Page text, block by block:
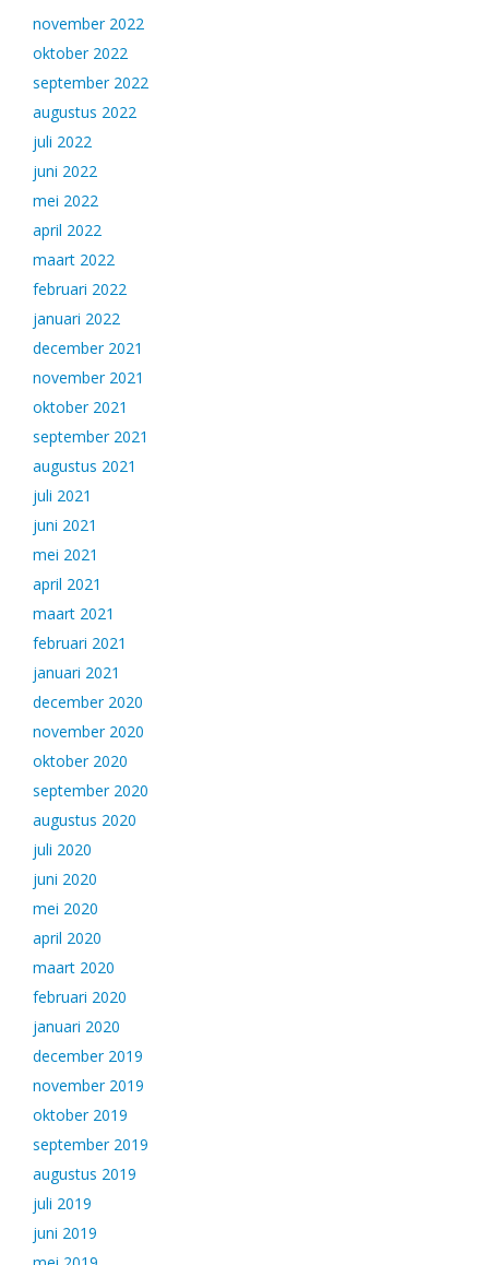
november 2022
oktober 2022
september 2022
augustus 2022
juli 2022
juni 2022
mei 2022
april 2022
maart 2022
februari 2022
januari 2022
december 2021
november 2021
oktober 2021
september 2021
augustus 2021
juli 2021
juni 2021
mei 2021
april 2021
maart 2021
februari 2021
januari 2021
december 2020
november 2020
oktober 2020
september 2020
augustus 2020
juli 2020
juni 2020
mei 2020
april 2020
maart 2020
februari 2020
januari 2020
december 2019
november 2019
oktober 2019
september 2019
augustus 2019
juli 2019
juni 2019